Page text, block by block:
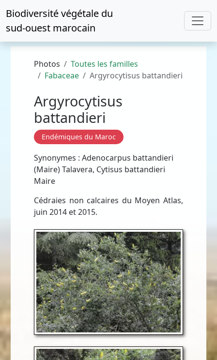
Biodiversité végétale du
sud-ouest marocain
Photos
Toutes les familles
Fabaceae
Argyrocytisus battandieri
Argyrocytisus
battandieri
Endémiques du Maroc
Synonymes : Adenocarpus battandieri
(Maire) Talavera, Cytisus battandieri
Maire
Cédraies non calcaires du Moyen Atlas,
juin 2014 et 2015.